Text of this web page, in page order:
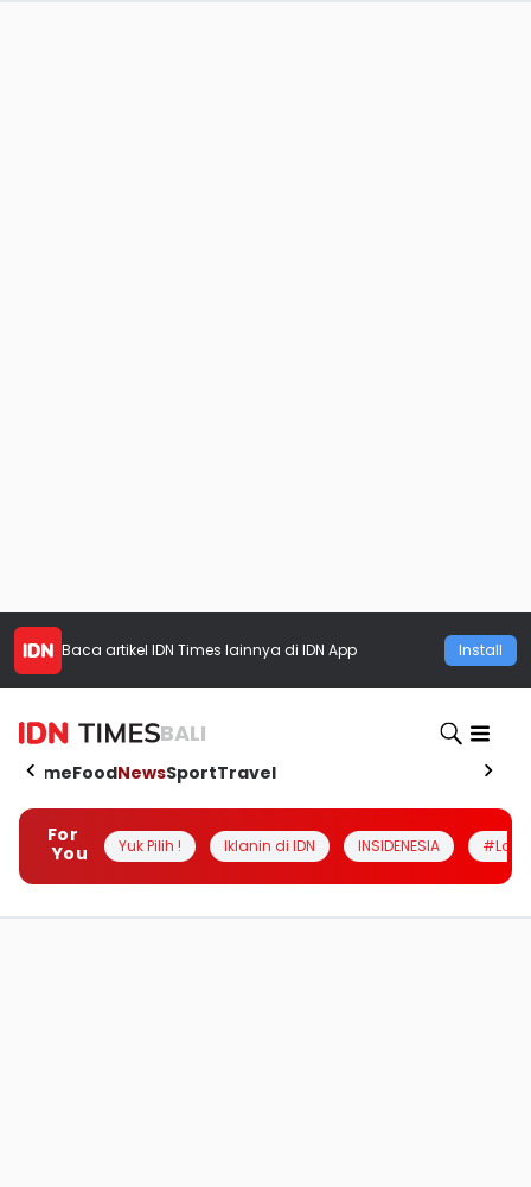
Baca artikel IDN Times lainnya di IDN App Install
BALI
HomeFoodNewsSportTravel
For
You
Yuk Pilih ! Iklanin di IDN INSIDENESIA